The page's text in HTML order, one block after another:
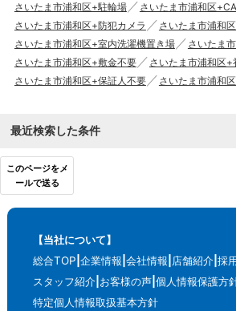
さいたま市浦和区+駐輪場
さいたま市浦和区
さいたま市浦和区+防犯カメラ
さいたま市浦和
さいたま市浦和区+室内洗濯機置き場
さいたま
さいたま市浦和区+敷金不要
さいたま市浦和区+
さいたま市浦和区+保証人不要
さいたま市浦和
最近検索した条件
このページをメ
ールで送る
【当社について】
総合TOP 企業情報 会社情報 店舗紹介 採
スタッフ紹介 お客様の声 個人情報保護方
特定個人情報取扱基本方針